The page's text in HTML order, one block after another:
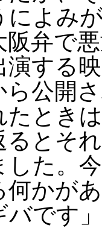
によみ
阪弁で
演する
ら公開
たとき
るとそ
した。
何かが
です」